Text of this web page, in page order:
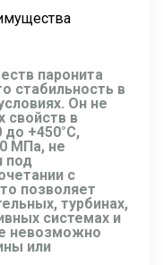
паронита
стабильность в
Он не
свойств в
+450°C,
МПа, не
под
с
позволяет
турбинах,
системах и
невозможно
или